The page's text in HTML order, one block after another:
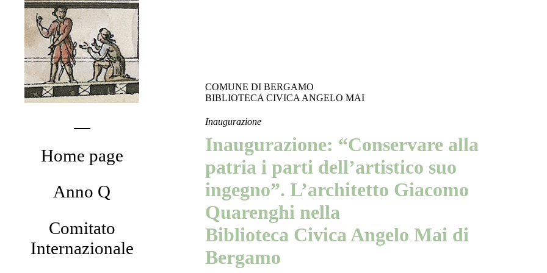
Home page
Anno Q
Comitato
Internazionale
COMUNE DI BERGAMO
BIBLIOTECA CIVICA ANGELO MAI
Inaugurazione
Inaugurazione: “Conservare alla
patria i parti dell’artistico suo
ingegno”. L’architetto Giacomo
Quarenghi nella
Biblioteca Civica Angelo Mai di
Bergamo